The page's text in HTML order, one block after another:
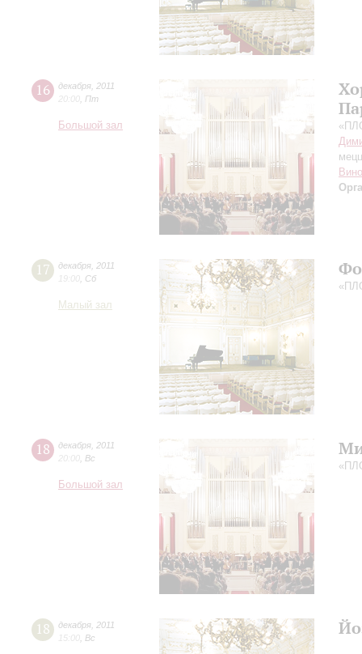
16 декабря 2011
20:00 Пт
Большой зал
17 декабря 2011
19:00 Сб
Малый зал
18 декабря 2011
20:00 Вс
Большой зал
18 декабря 2011
15:00 Вс